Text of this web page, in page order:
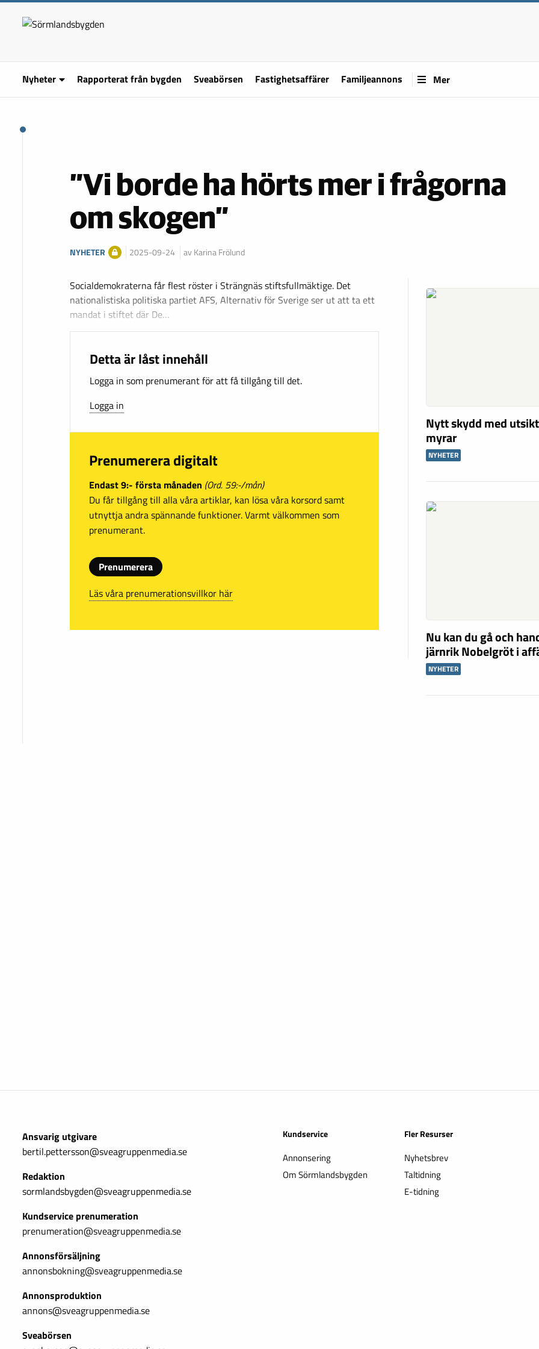
Nyheter Rapporterat från bygden Sveabörsen Fastighetsaffärer Familjeannons Mer
”Vi borde ha hörts mer i frågorna
om skogen”
NYHETER 2025-09-24 av Karina Frölund
Socialdemokraterna får flest röster i Strängnäs stiftsfullmäktige. Det
nationalistiska politiska partiet AFS, Alternativ för Sverige ser ut att ta ett
mandat i stiftet där De…
Detta är låst innehåll
Logga in som prenumerant för att få tillgång till det.
Logga in
Prenumerera digitalt
Endast 9:- första månaden (Ord. 59:-/mån)
Du får tillgång till alla våra artiklar, kan lösa våra korsord samt
utnyttja andra spännande funktioner. Varmt välkommen som
prenumerant.
Prenumerera
Läs våra prenumerationsvillkor här
Nytt skydd med
myrar
NYHETER
Nu kan du gå och
järnrik Nobelgröt i
NYHETER
Ansvarig utgivare
bertil.pettersson@sveagruppenmedia.se
Redaktion
sormlandsbygden@sveagruppenmedia.se
Kundservice prenumeration
prenumeration@sveagruppenmedia.se
Annonsförsäljning
annonsbokning@sveagruppenmedia.se
Annonsproduktion
annons@sveagruppenmedia.se
Sveabörsen
Kundservice
Annonsering
Om Sörmlandsbygden
Fler Resurser
Nyhetsbrev
Taltidning
E-tidning